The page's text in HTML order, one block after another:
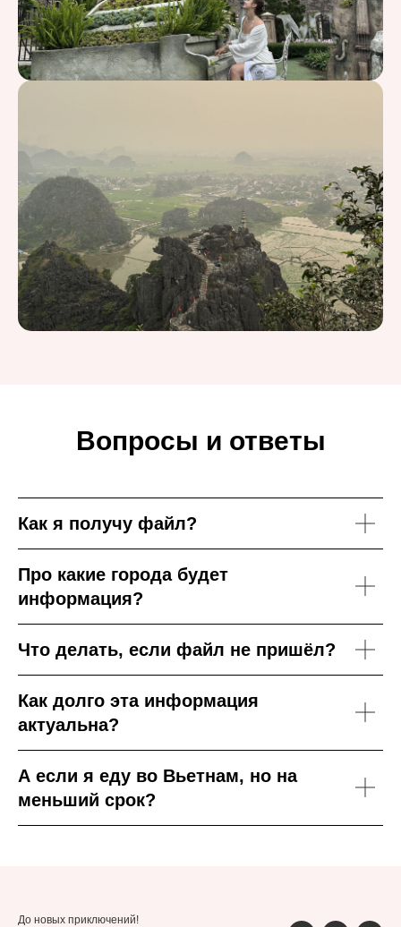
Вопросы и ответы
Как я получу файл?
Про какие города будет
информация?
Что делать, если файл не пришёл?
Как долго эта информация
актуальна?
А если я еду во Вьетнам, но на
меньший срок?
До новых приключений!